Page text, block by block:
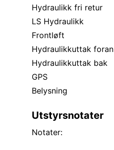
Hydraulikk fri retur
LS Hydraulikk
Frontløft
Hydraulikkuttak foran
Hydraulikkuttak bak
GPS
Belysning
Utstyrsnotater
Notater: